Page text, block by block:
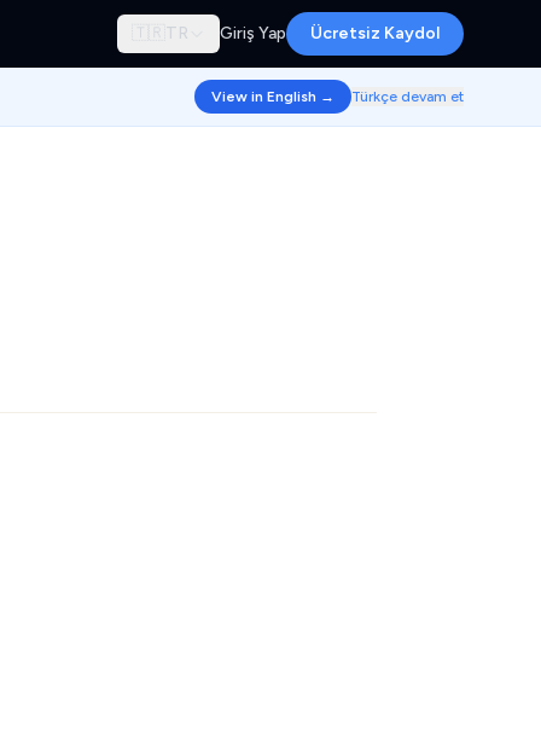
🇹🇷 TR Giriş Yap Ücretsiz Kaydol
View in English → Türkçe devam et